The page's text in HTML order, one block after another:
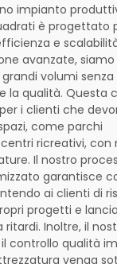
impianto
è progettato
e
avanzate,
volumi senza
la qualità. Questa
i clienti che
come parchi
ricreativi, con
Il nostro
garantisce
ai clienti di
progetti e
ritardi. Inoltre, il
controllo qualità
venga